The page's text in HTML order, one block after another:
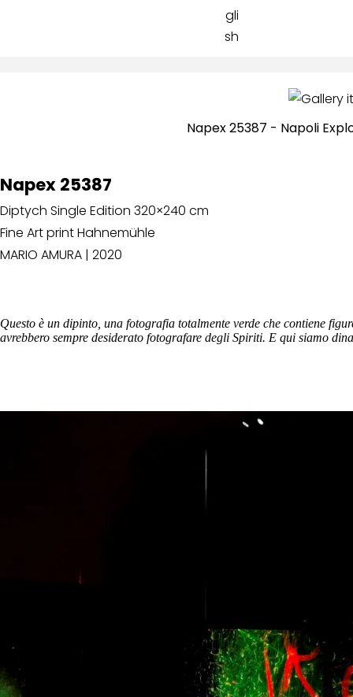
Napex 25387 - Napoli
Napex 25387
Diptych Single Edition 320×240 cm
Fine Art print Hahnemühle
MARIO AMURA | 2020
Questo è un dipinto, una fotografia totalmente verde che contiene
avrebbero sempre desiderato fotografare degli Spiriti. E qui siamo